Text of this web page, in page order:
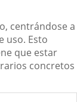
centrándose a
uso. Esto
que estar
concretos